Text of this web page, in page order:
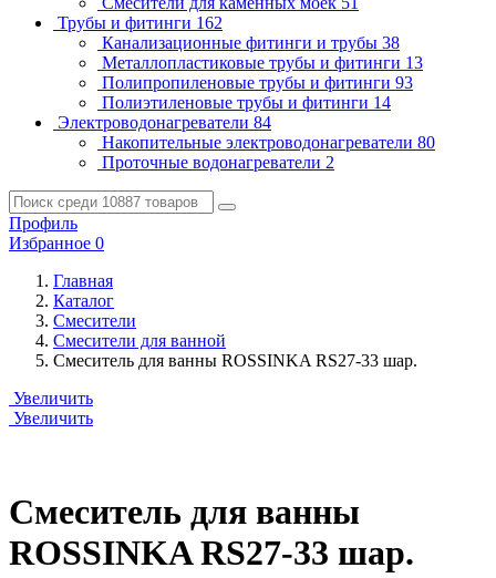
Трубы и фитинги 162
Канализационные фитинги и трубы 38
Металлопластиковые трубы и фитинги 13
Полипропиленовые трубы и фитинги 93
Полиэтиленовые трубы и фитинги 14
Электроводонагреватели 84
Накопительные электроводонагреватели 80
Проточные водонагреватели 2
Профиль
Избранное 0
Главная
Каталог
Смесители
Смесители для ванной
Смеситель для ванны ROSSINKA RS27-33 шар.
Увеличить
Увеличить
Смеситель для ванны
ROSSINKA RS27-33 шар.